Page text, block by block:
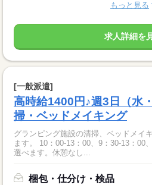
もっと見る
求人詳細を
[一般派遣]
高時給1400円♪週3日（水
掃・ベッドメイキング
グランピング施設の清掃、ベッドメイ
ます。 10：00-13：00、9：30-13：00
選べます。休憩なし...
梱包・仕分け・検品